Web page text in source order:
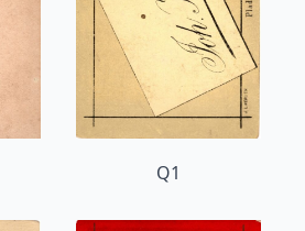
Q1